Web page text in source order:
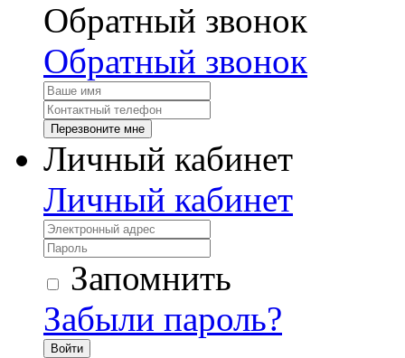
Обратный звонок
Обратный звонок
Перезвоните мне
Личный кабинет
Личный кабинет
Запомнить
Забыли пароль?
Войти